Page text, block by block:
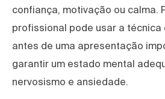
confiança, motivação ou calma.
profissional pode usar a técnica
antes de uma apresentação
garantir um estado mental
nervosismo e ansiedade.